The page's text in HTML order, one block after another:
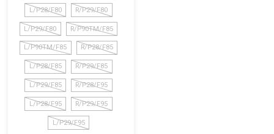
L/P28/F80 R/P29/F80
L/P29/F80 R/P90TM/F85
L/P90TM/F85 R/P28/F85
L/P28/F85 R/P29/F85
L/P29/F85 R/P28/F95
L/P28/F95 R/P29/F95
L/P29/F95